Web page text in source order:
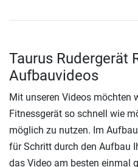
Taurus Rudergerät
Aufbauvideos
Mit unseren Videos möchten
Fitnessgerät so schnell wie
möglich zu nutzen. Im
für Schritt durch den Aufbau
das Video am besten einmal